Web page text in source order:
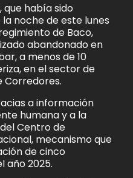
había sido
noche de este lunes
de Baco,
abandonado en
a menos de 10
en el sector de
Corredores.
a información
humana y a la
Centro de
mecanismo que
de cinco
año 2025.